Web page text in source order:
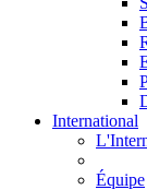
International
Équipe